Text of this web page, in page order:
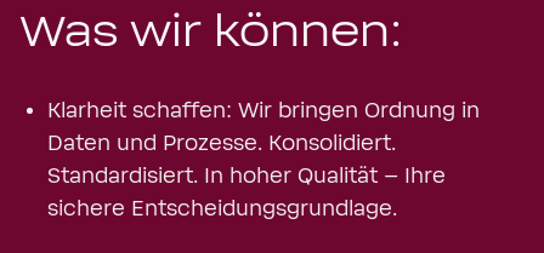
Was wir können:
Klarheit schaffen: Wir bringen Ordnung in
Daten und Prozesse. Konsolidiert.
Standardisiert. In hoher Qualität – Ihre
sichere Entscheidungsgrundlage.